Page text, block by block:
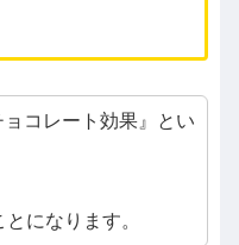
コレート効果』とい
になります。